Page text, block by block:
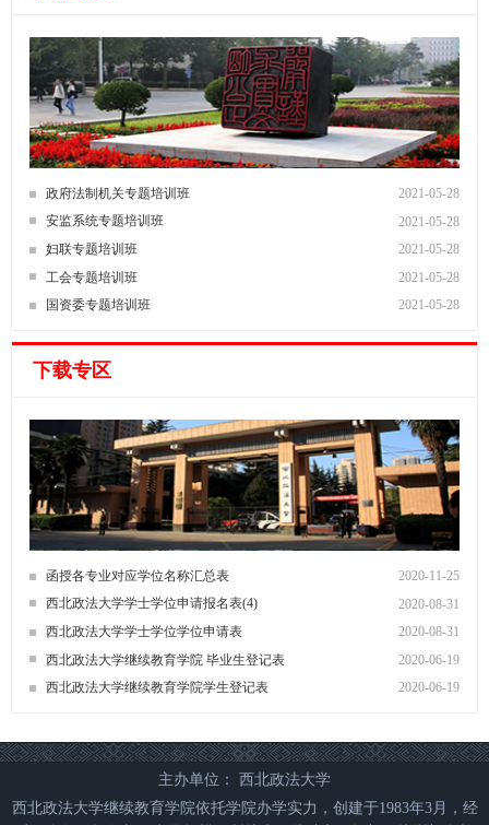
政府法制机关专题培训班
2021-05-28
安监系统专题培训班
2021-05-28
妇联专题培训班
2021-05-28
工会专题培训班
2021-05-28
国资委专题培训班
2021-05-28
下载专区
函授各专业对应学位名称汇总表
2020-11-25
西北政法大学学士学位申请报名表(4)
2020-08-31
西北政法大学学士学位学位申请表
2020-08-31
西北政法大学继续教育学院 毕业生登记表
2020-06-19
西北政法大学继续教育学院学生登记表
2020-06-19
主办单位： 西北政法大学
西北政法大学继续教育学院依托学院办学实力，创建于1983年3月，经